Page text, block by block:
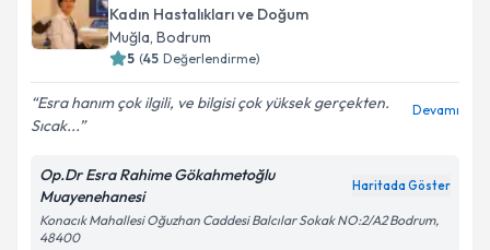
Kadın Hastalıkları ve Doğum
Muğla, Bodrum
5 (45 Değerlendirme)
Esra hanım çok ilgili, ve bilgisi çok yüksek gerçekten.
Sıcak...
Devamı
Op.Dr Esra Rahime Gökahmetoğlu
Muayenehanesi
Haritada Göster
Konacık Mahallesi Oğuzhan Caddesi Balcılar Sokak NO:2/A2 Bodrum,
48400